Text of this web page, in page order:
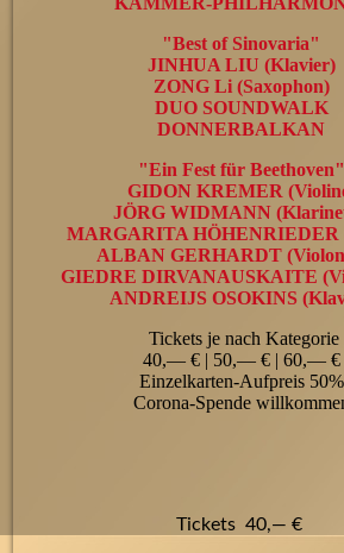
"Best of Sinovaria"
JINHUA LIU (Klavier)
ZONG Li (Saxophon)
DUO SOUNDWALK
DONNERBALKAN
"Ein Fest für Beethoven"
GIDON KREMER
JÖRG WIDMANN
MARGARITA HÖHENRIEDER
ALBAN GERHARDT
GIEDRE DIRVANAUSKAITE
ANDREIJS OSOKINS
Tickets je nach Kategorie
40,— € | 50,— € | 60,— €
Einzelkarten-Aufpreis 50%
Corona-Spende
Tickets 40,— €